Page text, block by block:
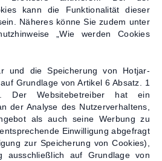
kann die Funktionalität dieser
Näheres könne Sie zudem unter
„Wie werden Cookies
und die Speicherung von Hotjar-
Grundlage von Artikel 6 Absatz. 1
Der Websitebetreiber hat ein
der Analyse des Nutzerverhaltens,
als auch seine Werbung zu
Einwilligung abgefragt
zur Speicherung von Cookies),
ausschließlich auf Grundlage von